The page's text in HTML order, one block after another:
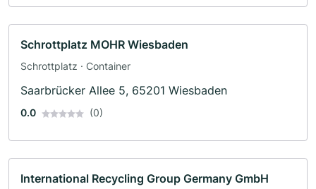
Schrottplatz MOHR Wiesbaden
Schrottplatz · Container
Saarbrücker Allee 5, 65201 Wiesbaden
0.0 (0)
International Recycling Group Germany GmbH